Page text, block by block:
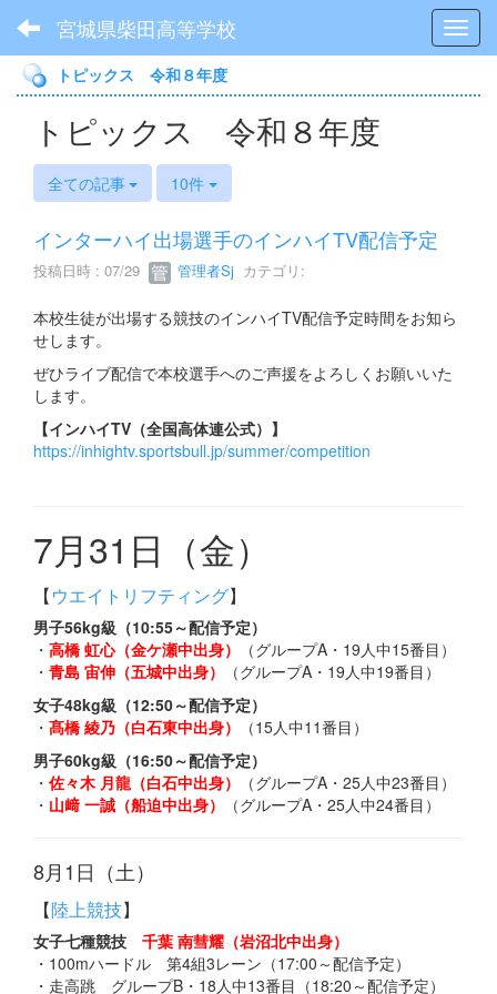
宮城県柴田高等学校
トピックス 令和８年度
トピックス 令和８年度
全ての記事 10件
インターハイ出場選手のインハイTV配信予定
投稿日時 : 07/29 管理者Sj カテゴリ:
本校生徒が出場する競技のインハイTV配信予定時間をお知ら
せします。
ぜひライブ配信で本校選手へのご声援をよろしくお願いいた
します。
【インハイTV（全国高体連公式）】
https://inhightv.sportsbull.jp/summer/competition
7月31日（金）
【ウエイトリフティング】
男子56kg級（10:55～配信予定）
・ 高橋 虹心（金ケ瀬中出身）
（グループA・19人中15番目）
・ 青島 宙伸（五城中出身）
（グループA・19人中19番目）
女子48kg級（12:50～配信予定）
・ 髙橋 綾乃（白石東中出身）
（15人中11番目）
男子60kg級（16:50～配信予定）
・ 佐々木 月龍（白石中出身）
（グループA・25人中23番目）
・ 山﨑 一誠（船迫中出身） （グループA・25人中24番目）
8月1日（土）
【陸上競技】
女子七種競技 千葉 南彗耀（岩沼北中出身）
・100mハードル 第4組3レーン（17:00～配信予定）
・走高跳 グループB・18人中13番目（18:20～配信予定）